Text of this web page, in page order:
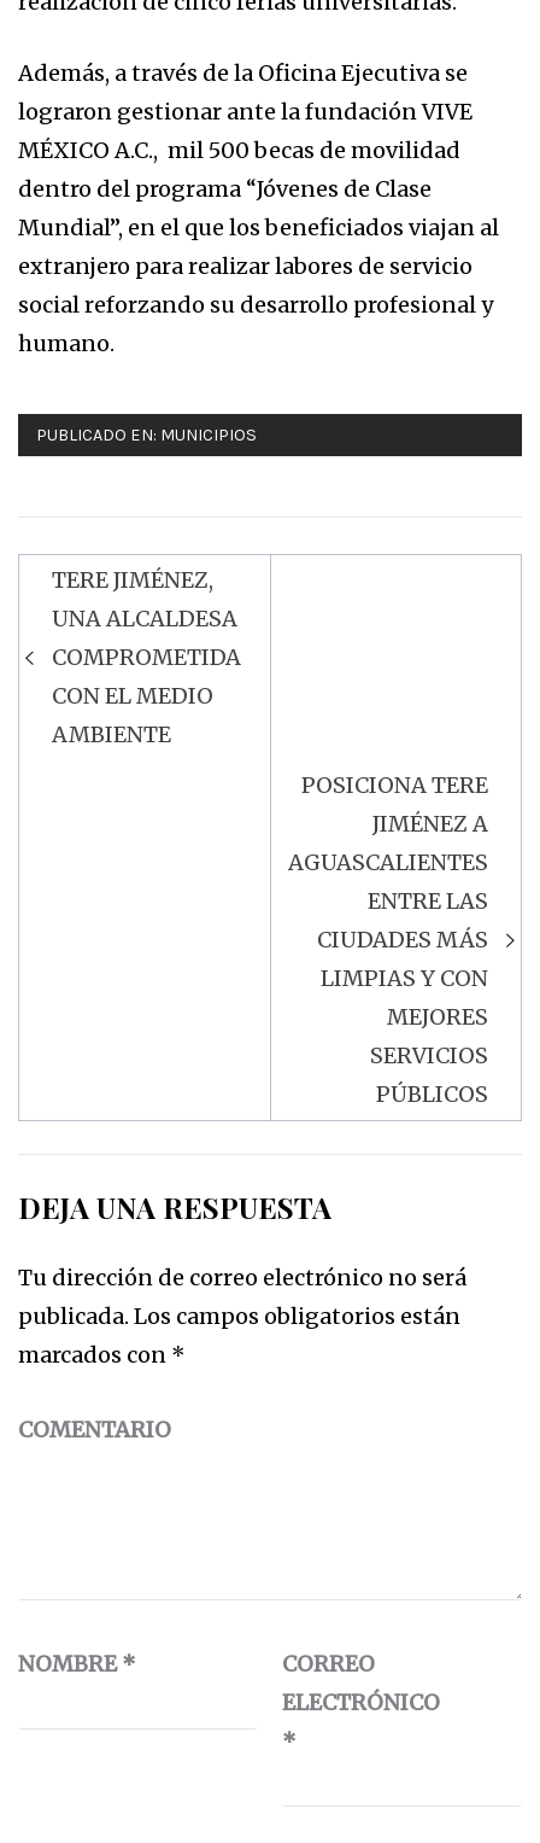
Además, a través de la Oficina Ejecutiva se
lograron gestionar ante la fundación VIVE
MÉXICO A.C., mil 500 becas de movilidad
dentro del programa “Jóvenes de Clase
Mundial”, en el que los beneficiados viajan al
extranjero para realizar labores de servicio
social reforzando su desarrollo profesional y
humano.
PUBLICADO EN: MUNICIPIOS
Navegación
de
entradas
TERE JIMÉNEZ,
UNA ALCALDESA
COMPROMETIDA
CON EL MEDIO
AMBIENTE
POSICIONA TERE
JIMÉNEZ A
AGUASCALIENTES
ENTRE LAS
CIUDADES MÁS
LIMPIAS Y CON
MEJORES
SERVICIOS
PÚBLICOS
DEJA UNA RESPUESTA
Tu dirección de correo electrónico no será
publicada. Los campos obligatorios están
marcados con *
COMENTARIO
NOMBRE*
CORREO
ELECTRÓNICO
*